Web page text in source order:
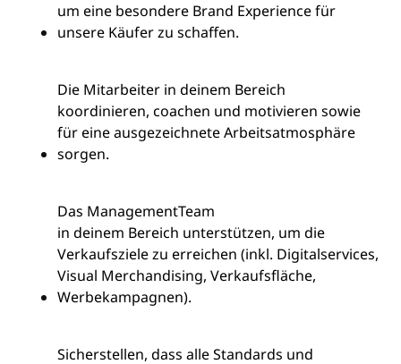
um eine besondere Brand Experience für
unsere Käufer zu schaffen.
Die Mitarbeiter in deinem Bereich
koordinieren, coachen und motivieren sowie
für eine ausgezeichnete Arbeitsatmosphäre
sorgen.
Das ManagementTeam
in deinem Bereich unterstützen, um die
Verkaufsziele zu erreichen (inkl. Digitalservices,
Visual Merchandising, Verkaufsfläche,
Werbekampagnen).
Sicherstellen, dass alle Standards und